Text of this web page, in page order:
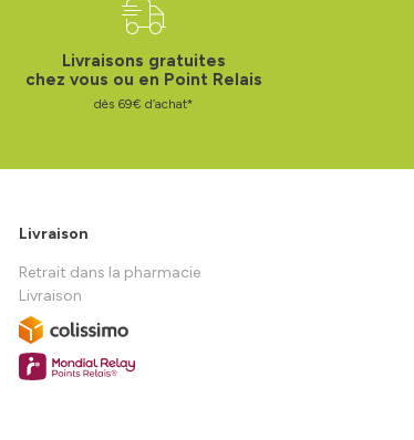
Livraisons gratuites
chez vous ou en Point Relais
dès 69€ d’achat*
Livraison
Retrait dans la pharmacie
Livraison